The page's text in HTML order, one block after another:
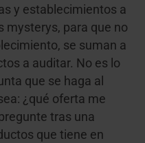
y establecimientos a
mysterys, para que no
se suman a
a auditar. No es lo
que se haga al
¿qué oferta me
tras una
que tiene en